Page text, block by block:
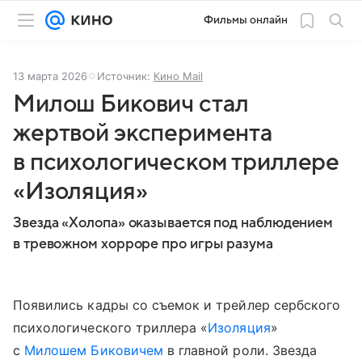
Фильмы онлайн
13 марта 2026 Источник: Кино Mail
Милош Бикович стал
жертвой эксперимента
в психологическом триллере
«Изоляция»
Звезда «Холопа» оказывается под наблюдением
в тревожном хорроре про игры разума
Появились кадры со съемок и трейлер сербского
психологического триллера «Изоляция»
с Милошем Биковичем в главной роли. Звезда